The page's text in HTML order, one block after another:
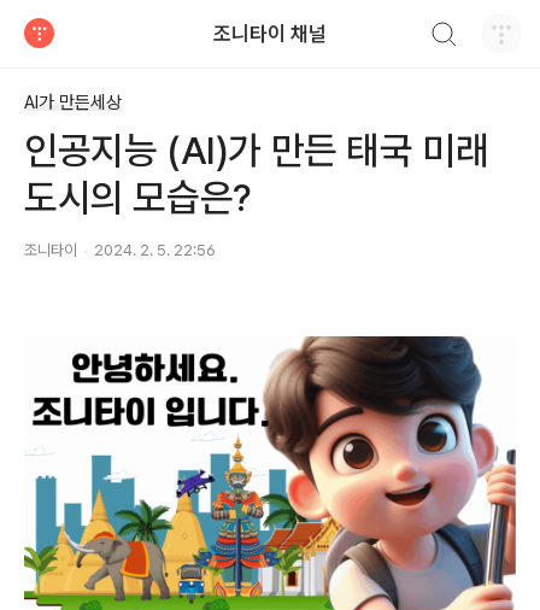
조니타이 채널
AI가 만든세상
인공지능 (AI)가 만든 태국 미래
도시의 모습은?
조니타이 2024. 2. 5. 22:56